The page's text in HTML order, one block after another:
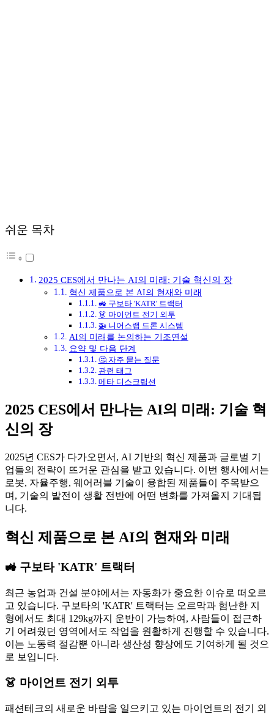
쉬운 목차
2025 CES에서 만나는 AI의 미래: 기술 혁신의 장
혁신 제품으로 본 AI의 현재와 미래
🚜 구보타 'KATR' 트랙터
👗 마이언트 전기 외투
🚁 니어스랩 드론 시스템
AI의 미래를 논의하는 기조연설
요약 및 다음 단계
🤔 자주 묻는 질문
관련 태그
메타 디스크립션
2025 CES에서 만나는 AI의 미래: 기술 혁
신의 장
2025년 CES가 다가오면서, AI 기반의 혁신 제품과 글로벌 기
업들의 전략이 뜨거운 관심을 받고 있습니다. 이번 행사에서는
로봇, 자율주행, 웨어러블 기술이 융합된 제품들이 주목받으
며, 기술의 발전이 생활 전반에 어떤 변화를 가져올지 기대됩
니다.
혁신 제품으로 본 AI의 현재와 미래
🚜 구보타 'KATR' 트랙터
최근 농업과 건설 분야에서는 자동화가 중요한 이슈로 떠오르
고 있습니다. 구보타의 'KATR' 트랙터는 오르막과 험난한 지
형에서도 최대 129kg까지 운반이 가능하여, 사람들이 접근하
기 어려웠던 영역에서도 작업을 원활하게 진행할 수 있습니다.
이는 노동력 절감뿐 아니라 생산성 향상에도 기여하게 될 것으
로 보입니다.
👗 마이언트 전기 외투
패션테크의 새로운 바람을 일으키고 있는 마이언트의 전기 외